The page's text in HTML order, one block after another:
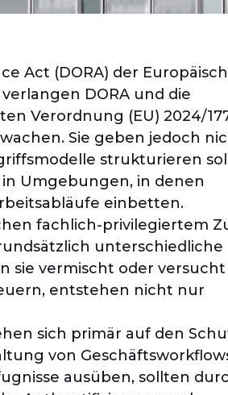
Act (DORA) der
DORA und die
Verordnung (EU) 2024/
Sie geben jedoch
strukturieren
Umgebungen, in denen
einbetten.
fachlich-privilegiertem
unterschiedliche
sie vermischt oder versucht
entstehen nicht nur
sich primär auf den
von
ausüben, sollten